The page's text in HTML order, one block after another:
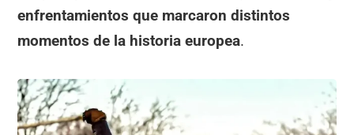
enfrentamientos que marcaron distintos
momentos de la historia europea.